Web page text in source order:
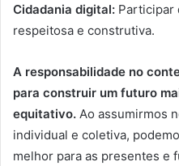
Cidadania digital: Participar
respeitosa e construtiva.
A responsabilidade no
para construir um futuro
equitativo. Ao assumirmos
individual e coletiva,
melhor para as presentes e